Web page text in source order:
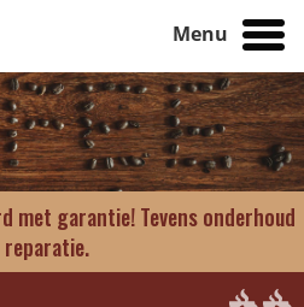
Menu
met garantie! Tevens onderhoud
reparatie.